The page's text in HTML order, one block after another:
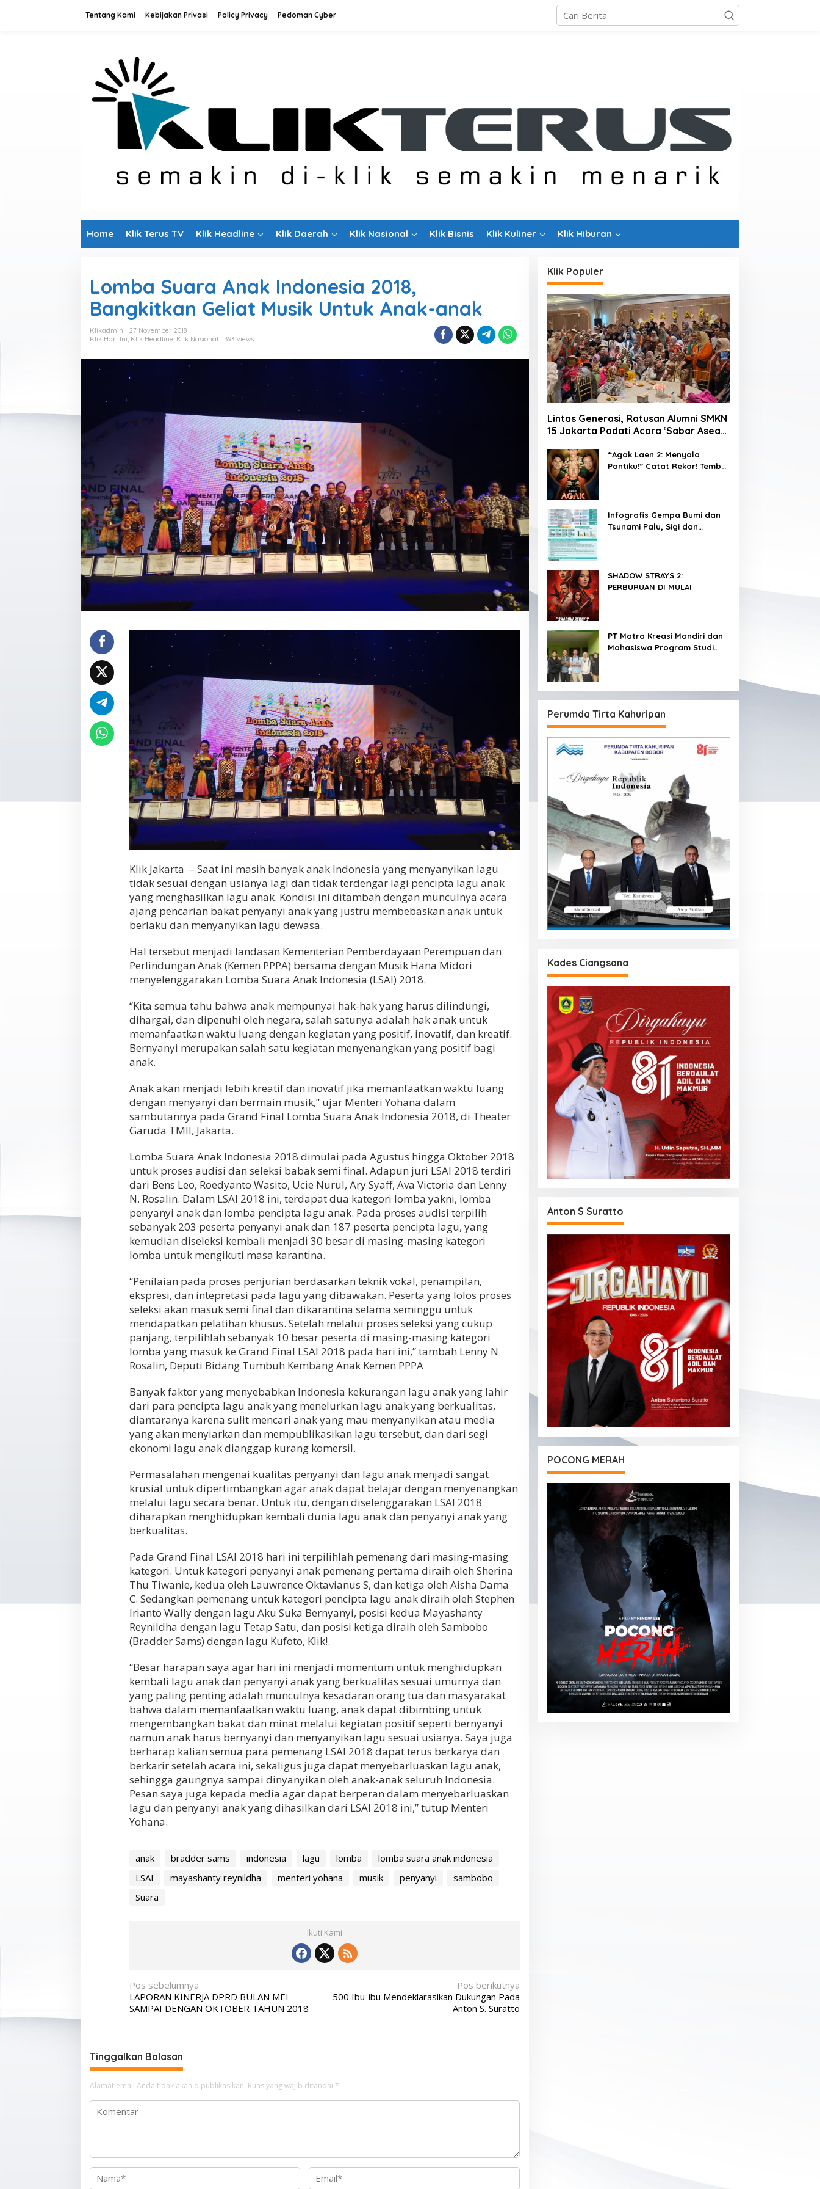
Tentang Kami Kebijakan Privasi Policy Privacy Pedoman Cyber
Home Klik Terus TV Klik Headline Klik Daerah Klik Nasional Klik Bisnis Klik Kuliner Klik Hiburan
Lomba Suara Anak Indonesia 2018,
Bangkitkan Geliat Musik Untuk Anak-anak
Klikadmin
27 November 2018
Klik Hari Ini, Klik Headline, Klik Nasional 393 Views
Klik Jakarta – Saat ini masih banyak anak Indonesia yang menyanyikan lagu
tidak sesuai dengan usianya lagi dan tidak terdengar lagi pencipta lagu anak
yang menghasilkan lagu anak. Kondisi ini ditambah dengan munculnya acara
ajang pencarian bakat penyanyi anak yang justru membebaskan anak untuk
berlaku dan menyanyikan lagu dewasa.
Hal tersebut menjadi landasan Kementerian Pemberdayaan Perempuan dan
Perlindungan Anak (Kemen PPPA) bersama dengan Musik Hana Midori
menyelenggarakan Lomba Suara Anak Indonesia (LSAI) 2018.
“Kita semua tahu bahwa anak mempunyai hak-hak yang harus dilindungi,
dihargai, dan dipenuhi oleh negara, salah satunya adalah hak anak untuk
memanfaatkan waktu luang dengan kegiatan yang positif, inovatif, dan kreatif.
Bernyanyi merupakan salah satu kegiatan menyenangkan yang positif bagi
anak.
Anak akan menjadi lebih kreatif dan inovatif jika memanfaatkan waktu luang
dengan menyanyi dan bermain musik,” ujar Menteri Yohana dalam
sambutannya pada Grand Final Lomba Suara Anak Indonesia 2018, di Theater
Garuda TMII, Jakarta.
Lomba Suara Anak Indonesia 2018 dimulai pada Agustus hingga Oktober 2018
untuk proses audisi dan seleksi babak semi final. Adapun juri LSAI 2018 terdiri
dari Bens Leo, Roedyanto Wasito, Ucie Nurul, Ary Syaff, Ava Victoria dan Lenny
N. Rosalin. Dalam LSAI 2018 ini, terdapat dua kategori lomba yakni, lomba
penyanyi anak dan lomba pencipta lagu anak. Pada proses audisi terpilih
sebanyak 203 peserta penyanyi anak dan 187 peserta pencipta lagu, yang
kemudian diseleksi kembali menjadi 30 besar di masing-masing kategori
lomba untuk mengikuti masa karantina.
“Penilaian pada proses penjurian berdasarkan teknik vokal, penampilan,
ekspresi, dan intepretasi pada lagu yang dibawakan. Peserta yang lolos proses
seleksi akan masuk semi final dan dikarantina selama seminggu untuk
mendapatkan pelatihan khusus. Setelah melalui proses seleksi yang cukup
panjang, terpilihlah sebanyak 10 besar peserta di masing-masing kategori
lomba yang masuk ke Grand Final LSAI 2018 pada hari ini,” tambah Lenny N
Rosalin, Deputi Bidang Tumbuh Kembang Anak Kemen PPPA
Banyak faktor yang menyebabkan Indonesia kekurangan lagu anak yang lahir
dari para pencipta lagu anak yang menelurkan lagu anak yang berkualitas,
diantaranya karena sulit mencari anak yang mau menyanyikan atau media
yang akan menyiarkan dan mempublikasikan lagu tersebut, dan dari segi
ekonomi lagu anak dianggap kurang komersil.
Permasalahan mengenai kualitas penyanyi dan lagu anak menjadi sangat
krusial untuk dipertimbangkan agar anak dapat belajar dengan menyenangkan
melalui lagu secara benar. Untuk itu, dengan diselenggarakan LSAI 2018
diharapkan menghidupkan kembali dunia lagu anak dan penyanyi anak yang
berkualitas.
Pada Grand Final LSAI 2018 hari ini terpilihlah pemenang dari masing-masing
kategori. Untuk kategori penyanyi anak pemenang pertama diraih oleh Sherina
Thu Tiwanie, kedua oleh Lauwrence Oktavianus S, dan ketiga oleh Aisha Dama
C. Sedangkan pemenang untuk kategori pencipta lagu anak diraih oleh Stephen
Irianto Wally dengan lagu Aku Suka Bernyanyi, posisi kedua Mayashanty
Reynildha dengan lagu Tetap Satu, dan posisi ketiga diraih oleh Sambobo
(Bradder Sams) dengan lagu Kufoto, Klik!.
“Besar harapan saya agar hari ini menjadi momentum untuk menghidupkan
kembali lagu anak dan penyanyi anak yang berkualitas sesuai umurnya dan
yang paling penting adalah munculnya kesadaran orang tua dan masyarakat
bahwa dalam memanfaatkan waktu luang, anak dapat dibimbing untuk
mengembangkan bakat dan minat melalui kegiatan positif seperti bernyanyi
namun anak harus bernyanyi dan menyanyikan lagu sesuai usianya. Saya juga
berharap kalian semua para pemenang LSAI 2018 dapat terus berkarya dan
berkarir setelah acara ini, sekaligus juga dapat menyebarluaskan lagu anak,
sehingga gaungnya sampai dinyanyikan oleh anak-anak seluruh Indonesia.
Pesan saya juga kepada media agar dapat berperan dalam menyebarluaskan
lagu dan penyanyi anak yang dihasilkan dari LSAI 2018 ini,” tutup Menteri
Yohana.
anak bradder sams indonesia lagu lomba
lomba suara anak indonesia
LSAI
mayashanty reynildha menteri yohana musik penyanyi
sambobo
Suara
Ikuti Kami
N
a
g
a
s
i
s
Pos sebelumnya
LAPORAN KINERJA DPRD BULAN MEI
SAMPAI DENGAN OKTOBER TAHUN 2018
Pos berikutnya
500 Ibu-ibu Mendeklarasikan Dukungan Pada
Anton S. Suratto
Tinggalkan Balasan
Alamat email Anda tidak akan dipublikasikan. Ruas yang wajib ditandai *
Klik Populer
Lintas Generasi, Ratusan Alumni SMKN
15 Jakarta Padati Acara ‘Sabar Asean’
“Agak Laen 2: Menyala
Pantiku!” Catat Rekor! Tembus
Infografis Gempa Bumi dan
Tsunami Palu, Sigi dan
SHADOW STRAYS 2:
PERBURUAN DI MULAI
PT Matra Kreasi Mandiri dan
Mahasiswa Program Studi
Monitoring Kualitas Air
Mendukung Pendidikan, Riset,
dan Masyarakat
Perumda Tirta Kahuripan
Kades Ciangsana
Anton S Suratto
POCONG MERAH